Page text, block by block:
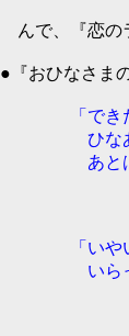
んで、『恋の
●『おひなさま
「できた で
ひなあら
あとは お
ひとつ
「いやいや
いらっし
お